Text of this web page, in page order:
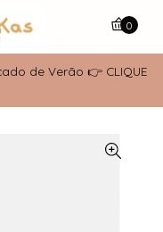
de Verão 👉 CLIQUE
0